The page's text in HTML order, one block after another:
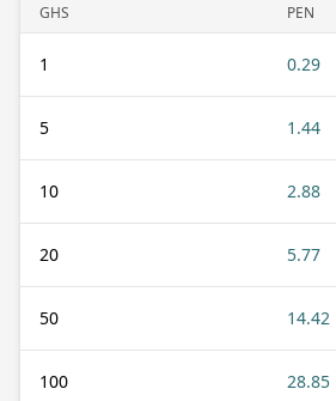
GHS PEN
1 0.29
5 1.44
10 2.88
20 5.77
50 14.42
100 28.85